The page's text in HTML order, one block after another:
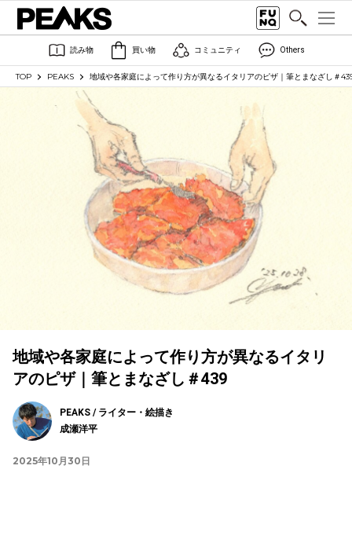
読み物 買い物 コミュニティ Others
TOP PEAKS 地域や各家庭によって作り方が異なるイタリアのピザ｜筆とまなざし＃
地域や各家庭によって作り方が異なるイタリ
アのピザ｜筆とまなざし＃439
PEAKS / ライター・絵描き
成瀬洋平
2025年10月30日